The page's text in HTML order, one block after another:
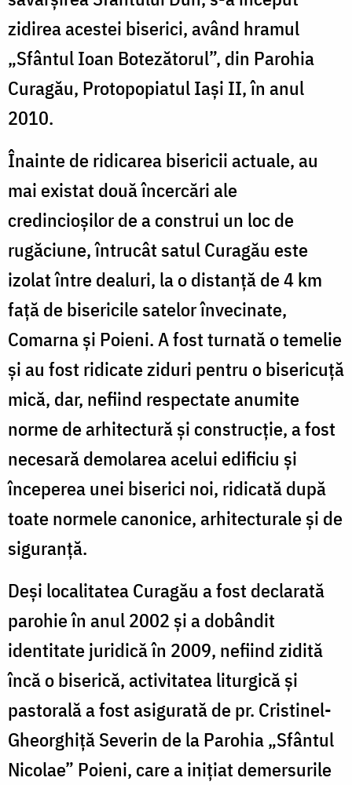
zidirea acestei biserici, având hramul
„Sfântul Ioan Botezătorul”, din Parohia
Curagău, Protopopiatul Iași II, în anul
2010.
Înainte de ridicarea bisericii actuale, au
mai existat două încercări ale
credincioșilor de a construi un loc de
rugăciune, întrucât satul Curagău este
izolat între dealuri, la o distanță de 4 km
față de bisericile satelor învecinate,
Comarna și Poieni. A fost turnată o temelie
și au fost ridicate ziduri pentru o bisericuță
mică, dar, nefiind respectate anumite
norme de arhitectură și construcție, a fost
necesară demolarea acelui edificiu și
începerea unei biserici noi, ridicată după
toate normele canonice, arhitecturale și de
siguranță.
Deși localitatea Curagău a fost declarată
parohie în anul 2002 și a dobândit
identitate juridică în 2009, nefiind zidită
încă o biserică, activitatea liturgică și
pastorală a fost asigurată de pr. Cristinel-
Gheorghiță Severin de la Parohia „Sfântul
Nicolae” Poieni, care a inițiat demersurile